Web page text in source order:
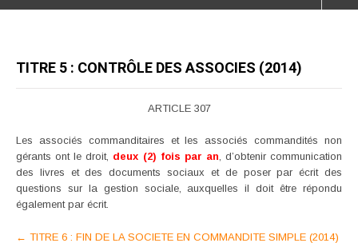
TITRE 5 : CONTRÔLE DES ASSOCIES (2014)
ARTICLE 307
Les associés commanditaires et les associés commandités non
gérants ont le droit, deux (2) fois par an , d’obtenir communication
des livres et des documents sociaux et de poser par écrit des
questions sur la gestion sociale, auxquelles il doit être répondu
également par écrit.
← TITRE 6 : FIN DE LA SOCIETE EN COMMANDITE SIMPLE (2014)